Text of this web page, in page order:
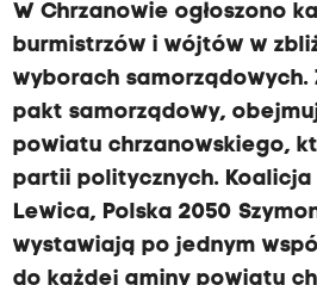
W Chrzanowie ogłoszono
burmistrzów i wójtów w
wyborach samorządowych.
pakt samorządowy,
powiatu chrzanowskiego,
partii politycznych.
Lewica, Polska 2050
wystawiają po jednym
do każdej gminy powiatu